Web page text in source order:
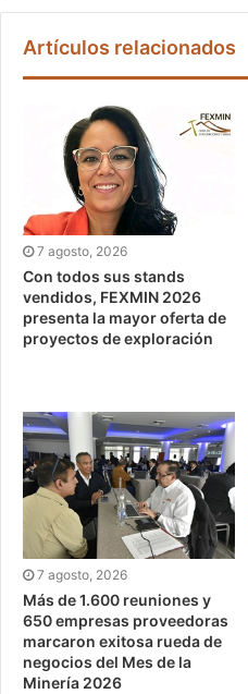
Artículos relacionados
7 agosto, 2026
Con todos sus stands
vendidos, FEXMIN 2026
presenta la mayor oferta de
proyectos de exploración
7 agosto, 2026
Más de 1.600 reuniones y
650 empresas proveedoras
marcaron exitosa rueda de
negocios del Mes de la
Minería 2026